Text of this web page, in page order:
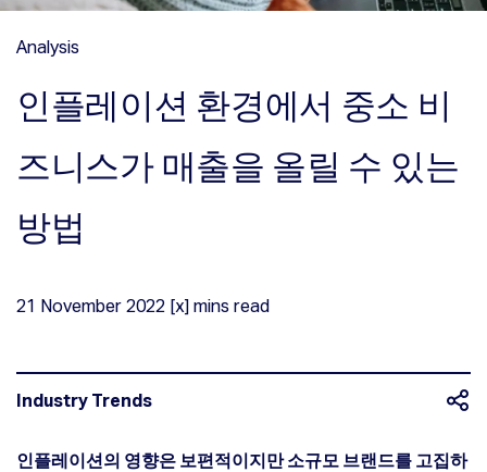
Analysis
인플레이션 환경에서 중소 비
즈니스가 매출을 올릴 수 있는
방법
21 November2022 [x] mins read
Industry Trends
인플레이션의 영향은 보편적이지만 소규모 브랜드를 고집하